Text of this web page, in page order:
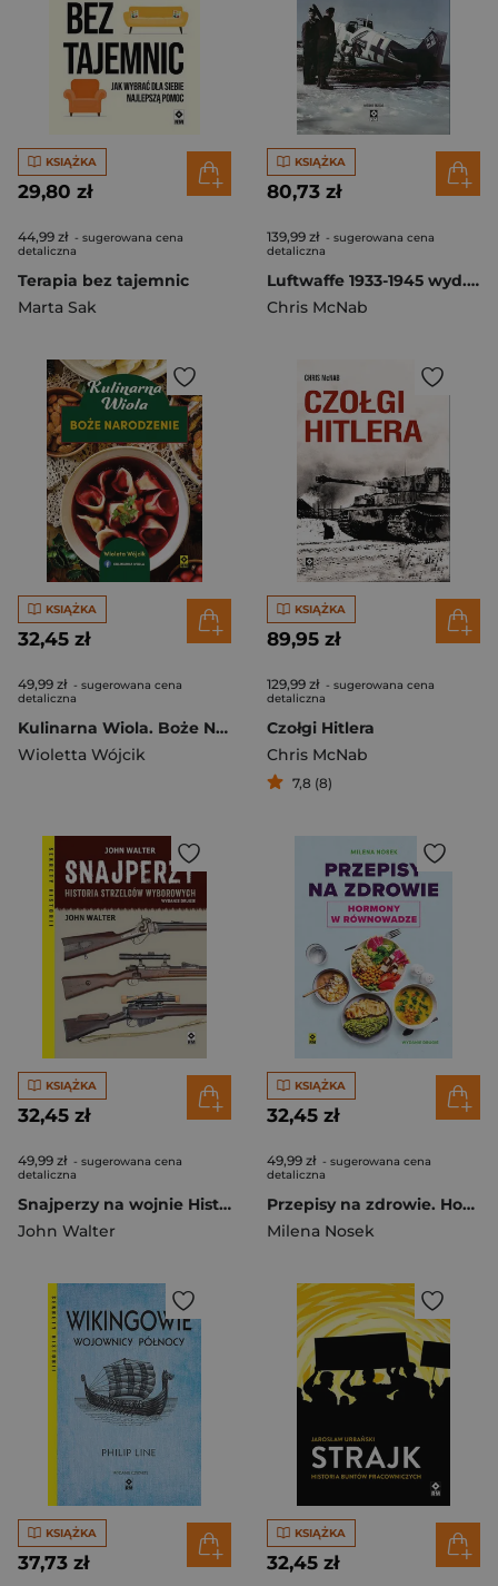
KSIĄŻKA
29,80 zł
44,99 zł - sugerowana cena
detaliczna
Terapia bez tajemnic
Marta Sak
KSIĄŻKA
80,73 zł
139,99 zł - sugerowana cena
detaliczna
Luftwaffe 1933-1945 wyd. 2024
Chris McNab
KSIĄŻKA
32,45 zł
49,99 zł - sugerowana cena
detaliczna
Kulinarna Wiola. Boże Narodzenie wyd. 2024
Wioletta Wójcik
KSIĄŻKA
89,95 zł
129,99 zł - sugerowana cena
detaliczna
Czołgi Hitlera
Chris McNab
7,8 (8)
KSIĄŻKA
32,45 zł
49,99 zł - sugerowana cena
detaliczna
Snajperzy na wojnie Historia strzelców wyborowych wyd. 2024
John Walter
KSIĄŻKA
32,45 zł
49,99 zł - sugerowana cena
detaliczna
Przepisy na zdrowie. Hormony w równowadze wyd. 2024
Milena Nosek
KSIĄŻKA
37,73 zł
KSIĄŻKA
32,45 zł